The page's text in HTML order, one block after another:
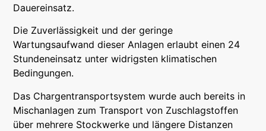
Dauereinsatz.
Die Zuverlässigkeit und der geringe
Wartungsaufwand dieser Anlagen erlaubt einen 24
Stundeneinsatz unter widrigsten klimatischen
Bedingungen.
Das Chargentransportsystem wurde auch bereits in
Mischanlagen zum Transport von Zuschlagstoffen
über mehrere Stockwerke und längere Distanzen